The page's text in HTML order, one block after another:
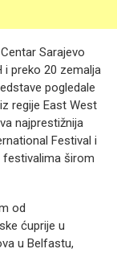
Sarajevo
i preko 20 zemalja
pogledale
regije East West
najprestižnija
Festival i
festivalima širom
od
ćuprije u
u Belfastu,